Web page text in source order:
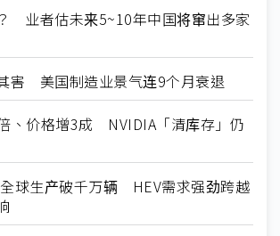
业者估未来5~10年中国将窜出多家
害 美国制造业景气连9个月衰退
、价格增3成 NVIDIA「清库存」仍
球生产破千万辆 HEV需求强劲跨越